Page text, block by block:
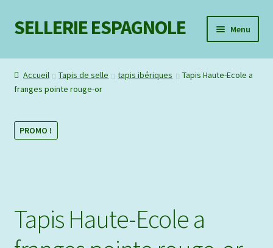
Aller
à
Aller
au
SELLERIE ESPAGNOLE Menu
Mon compte
Liste d’envie
Contact
Accueil Tapis de selle tapis ibériques
Tapis Haute-Ecole a
franges pointe rouge-or
PROMO !
Tapis Haute-Ecole a